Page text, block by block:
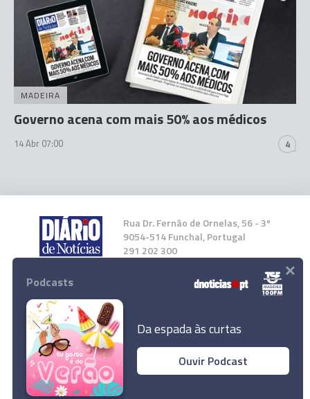
MADEIRA
Governo acena com mais 50% aos médicos
14 Abr 07:00 4
Rua Dr. Fernão de Ornelas, 56 - 3º
9054-514 Funchal, Portugal
291 202 300
Instale a nossa App
© 2026 Empresa Diário de Notícias, Lda.
Todos os direitos reservados.
Podcasts
Da espada às curtas
Ouvir Podcast
×